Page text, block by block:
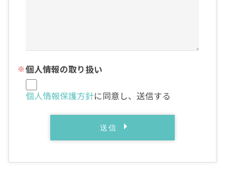
個人情報の取り扱い
個人情報保護方針に同意し、送信する